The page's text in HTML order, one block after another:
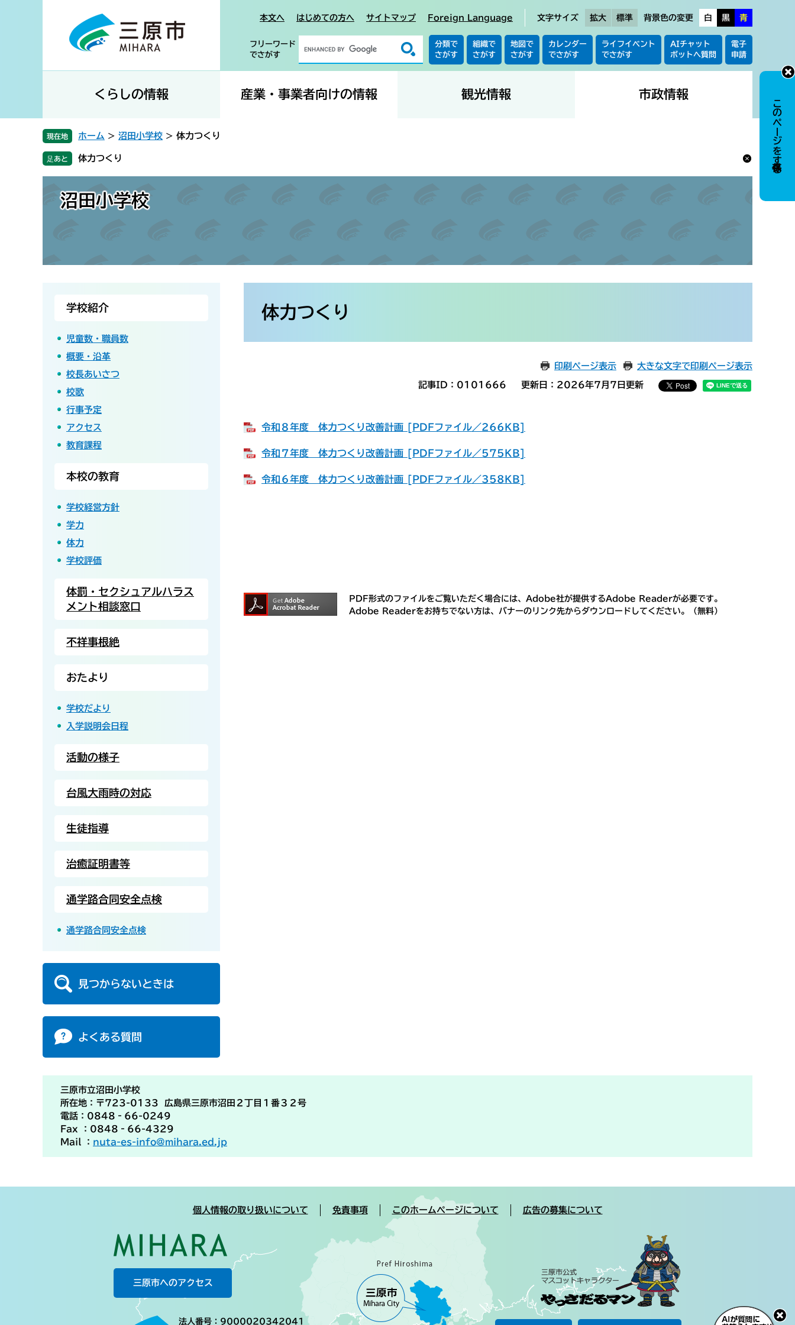
。
て
本文へ はじめての方へ サイトマップ Foreign Language 文字サイズ 拡大 標準 背景色の変更 白 黒 青
フリーワード
でさがす
分類で
さがす
組織で
さがす
地図で
さがす
カレンダー
でさがす
ライフイベント
でさがす
AIチャット
ボットへ質問
電子
申請
くらしの情報 産業・事業者向けの情報 観光情報 市政情報
現在地 ホーム > 沼田小学校 > 体力つくり
体力つくり
沼田小学校
体力つくり
印刷ページ表示 大きな文字で印刷ページ表示
記事ID：0101666 更新日：2026年7月7日更新
令和８年度 体力つくり改善計画 [PDFファイル／266KB]
令和７年度 体力つくり改善計画 [PDFファイル／575KB]
令和６年度 体力つくり改善計画 [PDFファイル／358KB]
PDF形式のファイルをご覧いただく場合には、Adobe社が提供するAdobe Readerが必要です。
Adobe Readerをお持ちでない方は、バナーのリンク先からダウンロードしてください。（無料）
学校紹介
児童数・職員数
概要・沿革
校長あいさつ
校歌
行事予定
アクセス
教育課程
本校の教育
学校経営方針
学力
体力
学校評価
体罰・セクシュアルハラス
メント相談窓口
不祥事根絶
おたより
学校だより
入学説明会日程
活動の様子
台風大雨時の対応
生徒指導
治癒証明書等
通学路合同安全点検
通学路合同安全点検
見つからないときは
よくある質問
三原市立沼田小学校
所在地：〒723-0133 広島県三原市沼田２丁目１番３２号
電話：0848‐66-0249
Fax ：0848‐66-4329
Mail ： nuta-es-info@mihara.ed.jp
個人情報の取り扱いについて 免責事項 このホームページについて 広告の募集について
三原市へのアクセス
法人番号：9000020342041
このページを保存する